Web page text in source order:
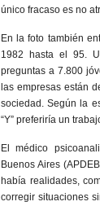
único fracaso es no
En la foto también
1982 hasta el 95.
preguntas a 7.800
las empresas están
sociedad. Según la
“Y” preferiría un
El médico
Buenos Aires
había realidades,
corregir situaciones